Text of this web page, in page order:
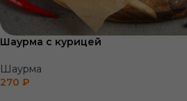
Шаурма с курицей
Шаурма
270 ₽